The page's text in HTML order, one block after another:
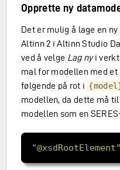
Opprette ny
Det er mulig å lage en
Altinn 2 i Altinn Studio
ved å velge Lag nyi
mal for modellen med
følgende på rot i
modellen, da dette må
modellen som en
"@xsdRootElement"